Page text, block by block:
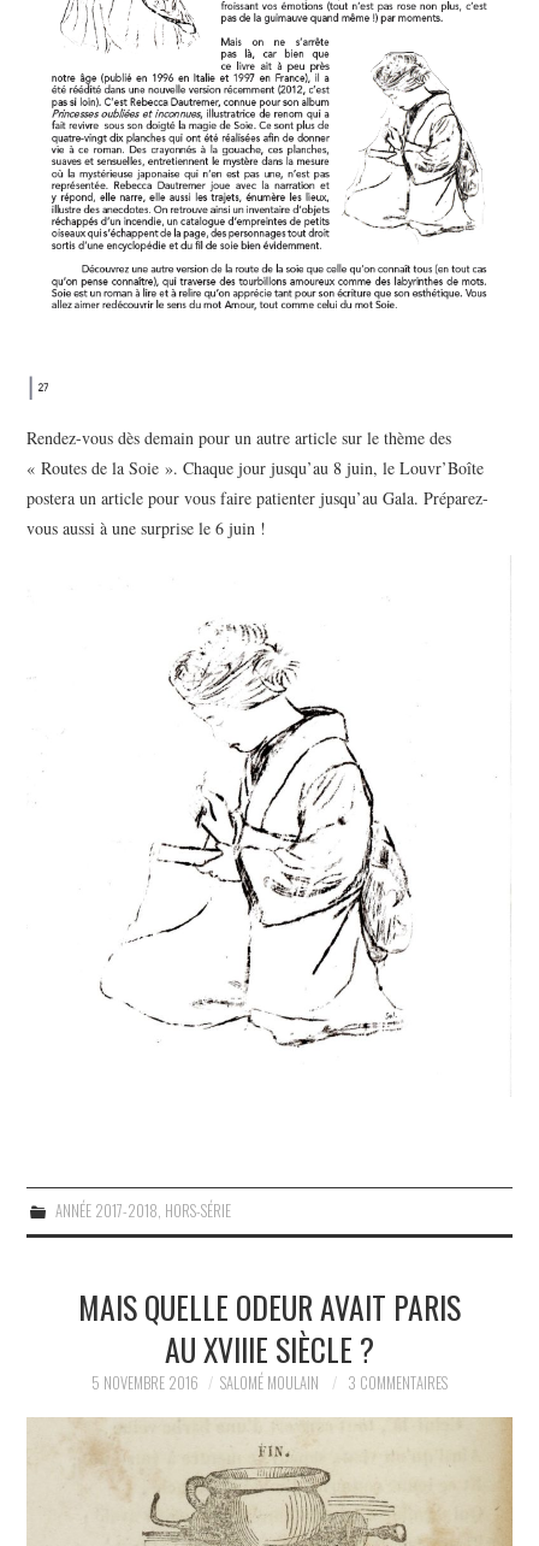
Rendez-vous dès demain pour un autre article sur le thème des
« Routes de la Soie ». Chaque jour jusqu’au 8 juin, le Louvr’Boîte
postera un article pour vous faire patienter jusqu’au Gala. Préparez-
vous aussi à une surprise le 6 juin !
ANNÉE 2017-2018 HORS-SÉRIE
MAIS QUELLE ODEUR AVAIT PARIS
AU XVIIIE SIÈCLE ?
5 NOVEMBRE 2016 SALOMÉ MOULAIN 3 COMMENTAIRES